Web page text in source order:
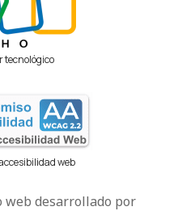
tecnológico
web
desarrollado por